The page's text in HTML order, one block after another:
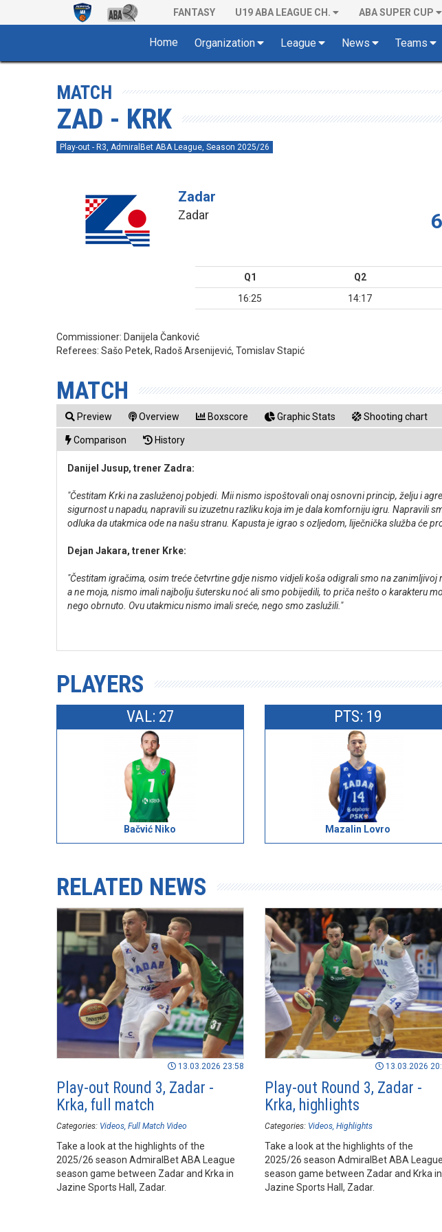
FANTASY U19 ABA LEAGUE CH. ABA SUPER CUP
Home Organization League News Teams
MATCH
ZAD - KRK
Play-out - R3, AdmiralBet ABA League, Season 2025/26
Zadar
Zadar
Q1 Q2
16:25
14:17
Commissioner: Danijela Čanković
Referees:Sašo Petek, Radoš Arsenijević, Tomislav Stapić
MATCH
Preview Overview Boxscore Graphic Stats Shooting chart
Comparison History
Danijel Jusup, trener Zadra:
"Čestitam Krki na zasluženoj pobjedi. Mii nismo ispoštovali onaj osnovni princip, želju i
sigurnost u napadu, napravili su izuzetnu razliku koja im je dala komforniju igru. Napravili
odluka da utakmica ode na našu stranu. Kapusta je igrao s ozljedom, liječnička služba će
Dejan Jakara, trener Krke:
"Čestitam igračima, osim treće četvrtine gdje nismo vidjeli koša odigrali smo na
a ne moja, nismo imali najbolju šutersku noć ali smo pobijedili, to priča nešto o karakteru
nego obrnuto. Ovu utakmicu nismo imali sreće, nego smo zaslužili."
PLAYERS
VAL: 27
Bačvić Niko
PTS: 19
Mazalin Lovro
RELATED NEWS
13.03.2026 23:58
Play-out Round 3, Zadar -
Krka, full match
Categories: Videos Full Match Video
Take a look at the highlights of the
2025/26 season AdmiralBet ABA League
season game between Zadar and Krka in
Jazine Sports Hall, Zadar.
13.03.2026
Play-out Round 3, Zadar -
Krka, highlights
Categories: Videos Highlights
Take a look at the highlights of the
2025/26 season AdmiralBet ABA League
season game between Zadar and Krka in
Jazine Sports Hall, Zadar.